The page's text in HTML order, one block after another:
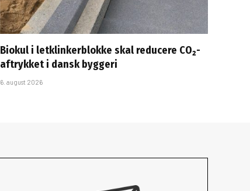
Biokul i letklinkerblokke skal reducere CO₂-
aftrykket i dansk byggeri
6. august 2026